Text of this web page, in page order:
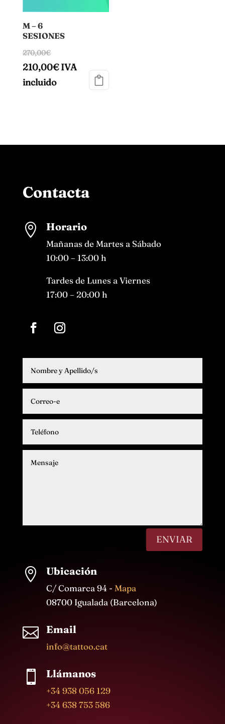
M – 6
SESIONES
270,00€
210,00€ IVA
incluido
Contacta
 Horario
Mañanas de Martes a Sábado
10:00 – 13:00 h
Tardes de Lunes a Viernes
17:00 – 20:00 h
ENVIAR
 Ubicación
C/ Comarca 94 - Mapa
08700 Igualada (Barcelona)
 Email
info@tattoo.cat
 Llámanos
+34 938 056 129
+34 638 753 586